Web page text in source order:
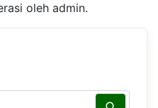
oleh admin.